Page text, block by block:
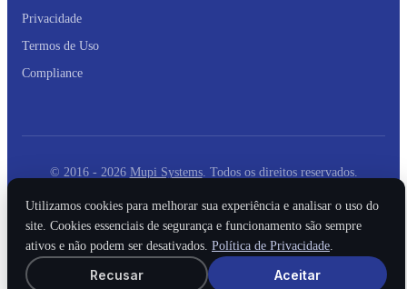
Privacidade
Termos de Uso
Compliance
© 2016 - 2026 Mupi Systems. Todos os direitos reservados.
Utilizamos cookies para melhorar sua experiência e analisar o uso do
site. Cookies essenciais de segurança e funcionamento são sempre
ativos e não podem ser desativados. Política de Privacidade.
Recusar Aceitar